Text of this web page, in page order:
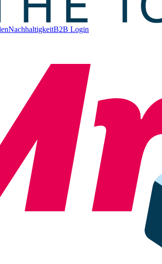
NachhaltigkeitB2B Login